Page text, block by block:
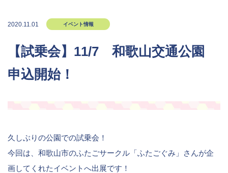
2020.11.01 イベント情報
【試乗会】11/7 和歌山交通公園
申込開始！
久しぶりの公園での試乗会！
今回は、和歌山市のふたごサークル「ふたごぐみ」さんが企
画してくれたイベントへ出展です！